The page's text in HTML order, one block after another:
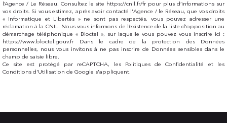
l’Agence / Le Réseau. Consultez le site https://cnil.fr/fr pour plus d’informations sur
vos droits. Si vous estimez, après avoir contacté l'Agence / le Réseau, que vos droits
« Informatique et Libertés » ne sont pas respectés, vous pouvez adresser une
réclamation à la CNIL. Nous vous informons de l’existence de la liste d'opposition au
démarchage téléphonique « Bloctel », sur laquelle vous pouvez vous inscrire ici :
https://www.bloctel.gouv.fr Dans le cadre de la protection des Données
personnelles, nous vous invitons à ne pas inscrire de Données sensibles dans le
champ de saisie libre.
Ce site est protégé par reCAPTCHA, les
Politiques de Confidentialité
et les
Conditions d'Utilisation de Google s'appliquent.